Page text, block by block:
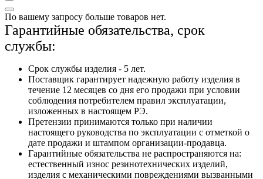
По вашему запросу больше товаров нет.
Гарантийные обязательства, срок
службы:
Срок службы изделия - 5 лет.
Поставщик гарантирует надежную работу изделия в
течение 12 месяцев со дня его продажи при условии
соблюдения потребителем правил эксплуатации,
изложенных в настоящем РЭ.
Претензии принимаются только при наличии
настоящего руководства по эксплуатации с отметкой о
дате продажи и штампом организации-продавца.
Гарантийные обязательства не распространяются на:
естественный износ резинотехнических изделий,
изделия с механическими повреждениями вызванными